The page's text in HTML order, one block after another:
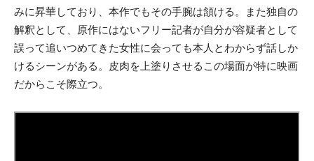
みに昇華しており、本作でもその手腕は頷ける。また独自の
解釈として、原作にはないフリー記者が自分が容疑者として
誤って追いつめてきた女性に会っても本人とわからず話しか
けるシーンがある。皮肉を上塗りさせるこの場面が特に映画
だからこそ際立つ。